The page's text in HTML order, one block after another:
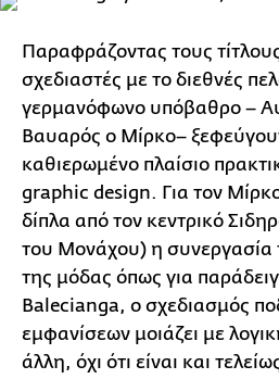
Παραφράζοντας τους
σχεδιαστές με το διεθνές
γερμανόφωνο υπόβαθρο –
Βαυαρός ο Μίρκο–
καθιερωμένο πλαίσιο
graphic design. Για τον
δίπλα από τον κεντρικό
του Μονάχου) η συνεργασία
της μόδας όπως για
Balecianga, ο σχεδιασμός
εμφανίσεων μοιάζει με
άλλη, όχι ότι είναι και